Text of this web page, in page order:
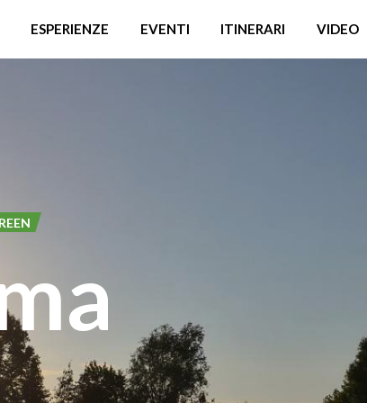
ESPERIENZE EVENTI ITINERARI VIDEO